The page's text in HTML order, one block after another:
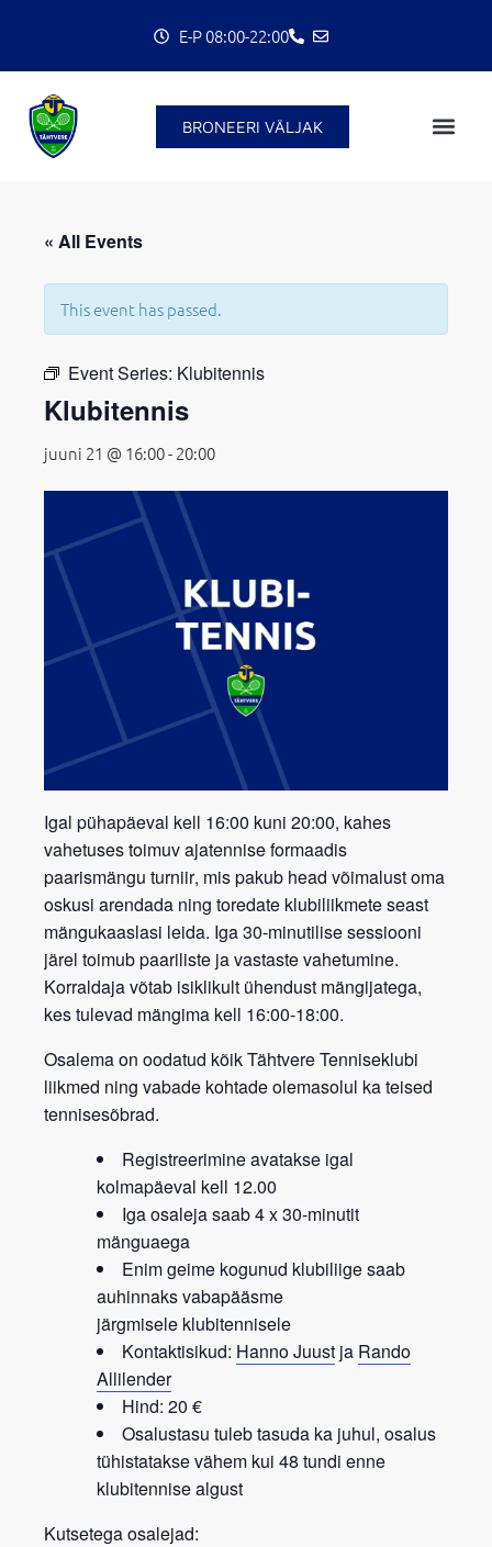
content
E-P 08:00-22:00
BRONEERI VÄLJAK
« All Events
This event has passed.
Event Series: Klubitennis
Klubitennis
juuni 21 @ 16:00-20:00
Igal pühapäeval kell 16:00 kuni 20:00, kahes
vahetuses toimuv ajatennise formaadis
paarismängu turniir, mis pakub head võimalust oma
oskusi arendada ning toredate klubiliikmete seast
mängukaaslasi leida. Iga 30-minutilise sessiooni
järel toimub paariliste ja vastaste vahetumine.
Korraldaja võtab isiklikult ühendust mängijatega,
kes tulevad mängima kell 16:00-18:00.
Osalema on oodatud kõikTähtvere Tenniseklubi
liikmed ning vabade kohtade olemasolul ka teised
tennisesõbrad.
Registreerimine avatakse igal
kolmapäeval kell 12.00
Iga osaleja saab 4 x 30-minutit
mänguaega
Enim geime kogunud klubiliige saab
auhinnaks vabapääsme
järgmisele klubitennisele
Kontaktisikud: Hanno Juust ja Rando
Allilender
Hind: 20 €
Osalustasu tuleb tasuda ka juhul, osalus
tühistatakse vähem kui 48 tundi enne
klubitennise algust
Kutsetega osalejad: